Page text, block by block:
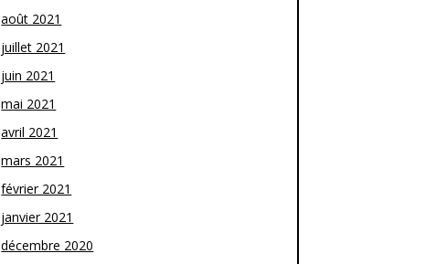
août 2021
juillet 2021
juin 2021
mai 2021
avril 2021
mars 2021
février 2021
janvier 2021
décembre 2020